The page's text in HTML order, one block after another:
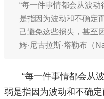
“每一件事情都会从波
是指因为波动和不确定
己避免这些损失，甚至
姆·尼古拉斯·塔勒布（
“每一件事情都会从
弱是指因为波动和不确